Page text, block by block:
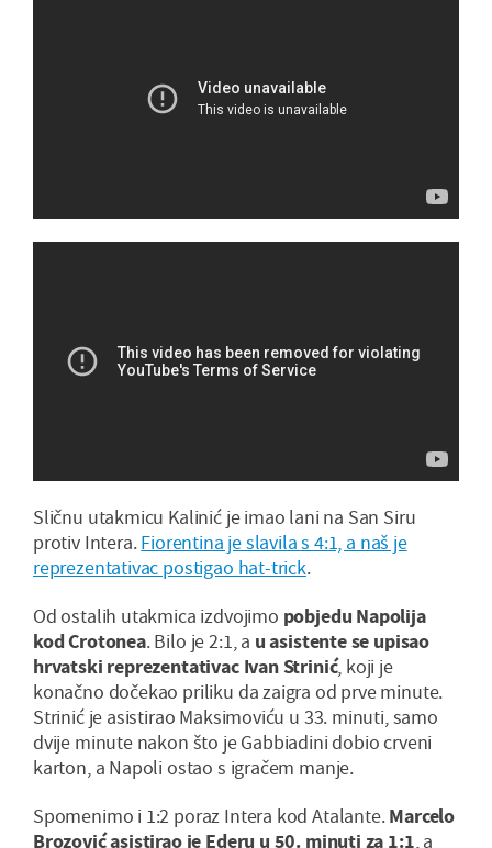
Sličnu utakmicu Kalinić je imao lani na San Siru
protiv Intera.Fiorentina je slavila s 4:1, a naš je
reprezentativac postigao hat-trick.
Od ostalih utakmica izdvojimo pobjedu Napolija
kod Crotonea. Bilo je 2:1, a u asistente se upisao
hrvatski reprezentativac Ivan Strinić, koji je
konačno dočekao priliku da zaigra od prve minute.
Strinić je asistirao Maksimoviću u 33. minuti, samo
dvije minute nakon što je Gabbiadini dobio crveni
karton, a Napoli ostao s igračem manje.
Spomenimo i 1:2 poraz Intera kod Atalante.Marcelo
Brozović asistirao je Ederu u 50. minuti za 1:1, a